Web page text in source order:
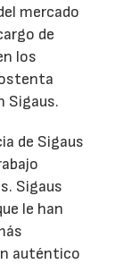
mercado
de
los
Sigaus.
de Sigaus
Sigaus
le han
auténtico